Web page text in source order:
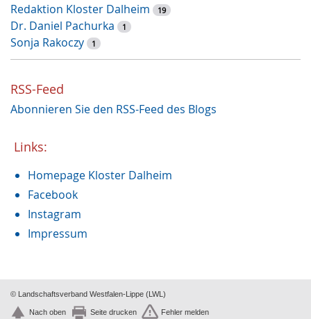
Kunst 2
Tiere 2
Heilung 1
Handwerk 1
Archäologie
Nonnenkloster 1
Augustinus von Hippo
Recht und Unrecht 1
Restauruierung
Et labora 1
Klostermauer
Fasten
Redaktion Kloster Dalheim 19
Dr. Daniel Pachurka 1
Sonja Rakoczy 1
RSS-Feed
Abonnieren Sie den RSS-Feed des Blogs
Links:
Homepage Kloster Dalheim
Facebook
Instagram
Impressum
© Landschaftsverband Westfalen-Lippe (LWL)
Nach oben Seite drucken Fehler melden